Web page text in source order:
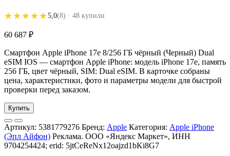
★★★★★
★★★★★5,0(8) · 48 купили
60 687 ₽
Смартфон Apple iPhone 17e 8/256 ГБ чёрный (Черный) Dual
eSIM IOS — смартфон Apple iPhone: модель iPhone 17e, память
256 ГБ, цвет чёрный, SIM: Dual eSIM. В карточке собраны
цена, характеристики, фото и параметры модели для быстрой
проверки перед заказом.
Купить
Артикул: 5381779276 Бренд: Apple Категория: Apple iPhone
(Эпл Айфон) Реклама. ООО «Яндекс Маркет», ИНН
9704254424; erid: 5jtCeReNx12oajzd1bKi8G7